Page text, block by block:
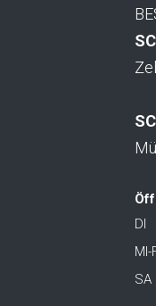
DI
MI-
SA